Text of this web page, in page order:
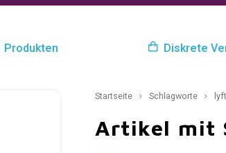
Diskrete
Startseite Schlagworte
Artikel mit